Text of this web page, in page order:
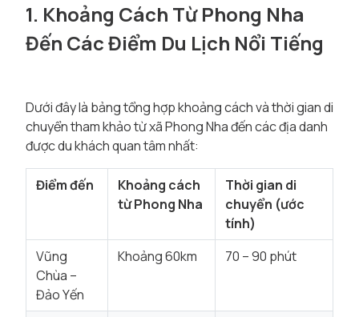
1. Khoảng Cách Từ Phong Nha
Đến Các Điểm Du Lịch Nổi Tiếng
Dưới đây là bảng tổng hợp khoảng cách và thời gian di
chuyển tham khảo từ xã Phong Nha đến các địa danh
được du khách quan tâm nhất:
Điểm đến
Khoảng cách
từ Phong Nha
Thời gian di
chuyển (ước
tính)
Vũng
Chùa –
Đảo Yến
Khoảng 60km 70 – 90 phút